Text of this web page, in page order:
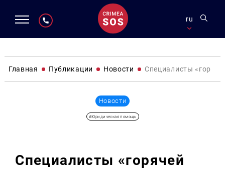
ru
Главная Публикации Новости Специалисты
Новости
#Юридическая помощь
Специалисты «горячей